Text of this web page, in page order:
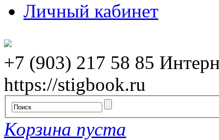
Личный кабинет
+7 (903) 217 58 85
https://stigbook.ru
Корзина пуста